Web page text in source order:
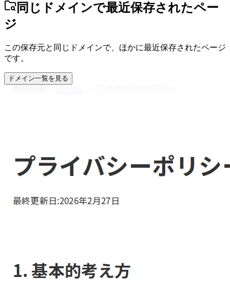
同じドメインで最近保存されたペー
ジ
この保存元と同じドメインで、ほかに最近保存されたページ
です。
ドメイン一覧を見る